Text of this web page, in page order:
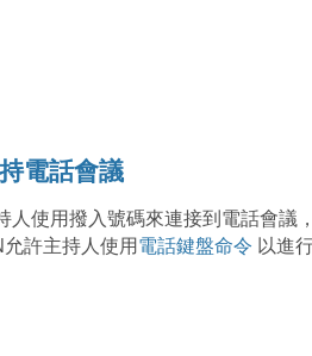
電話會議
人使用撥入號碼來連接到電話會議
允許主持人使用電話鍵盤命令 以進